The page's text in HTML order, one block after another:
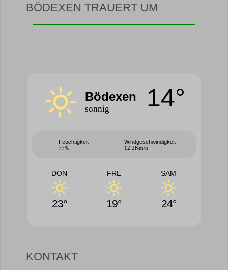
BÖDEXEN TRAUERT UM
Bödexen
sonnig 14°
Feuchtigkeit
77%
Windgeschwindigkeit
12.2Km/h
DON
23°
FRE
19°
SAM
24°
KONTAKT